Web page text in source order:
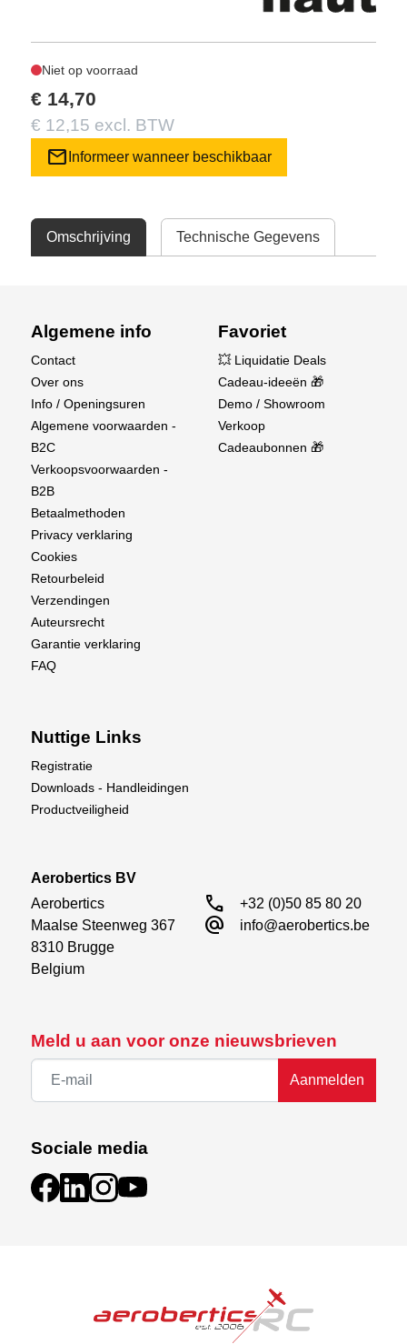
Niet op voorraad
€ 14,70
€ 12,15 excl. BTW
mail Informeer wanneer beschikbaar
Omschrijving Technische Gegevens
Meld u aan voor onze nieuwsbrieven
Aanmelden
Sociale media
Algemene info
Contact
Over ons
Info / Openingsuren
Algemene voorwaarden -
B2C
Verkoopsvoorwaarden -
B2B
Betaalmethoden
Privacy verklaring
Cookies
Retourbeleid
Verzendingen
Auteursrecht
Garantie verklaring
FAQ
Favoriet
💥 Liquidatie Deals
Cadeau-ideeën 🎁
Demo / Showroom
Verkoop
Cadeaubonnen 🎁
Nuttige Links
Registratie
Downloads - Handleidingen
Productveiligheid
Aerobertics BV
Aerobertics
Maalse Steenweg 367
8310 Brugge
Belgium
call +32 (0)50 85 80 20
alternate_email info@aerobertics.be